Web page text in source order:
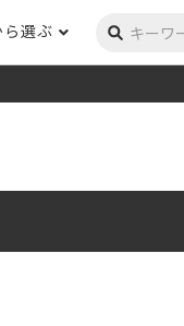
具金物 木材の性
ら選ぶ